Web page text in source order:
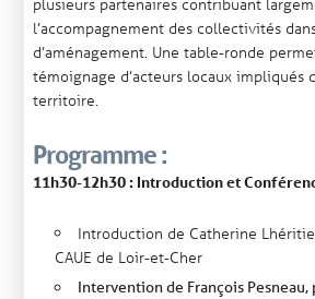
l’accompagnement des collectivités
d’aménagement. Une table-ronde
témoignage d’acteurs locaux impliqués
territoire.
Programme :
11h30-12h30 : Introduction et
Introduction de Catherine
CAUE de Loir-et-Cher
Intervention de François